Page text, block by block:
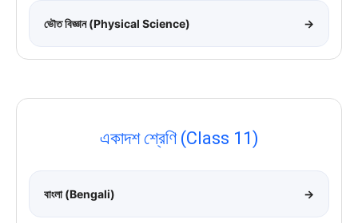
ভৌত বিজ্ঞান (Physical Science) →
একাদশ শ্রেণি (Class 11)
বাংলা (Bengali) →